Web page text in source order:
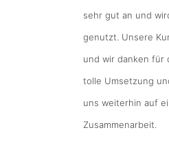
sehr gut an und
genutzt. Unsere
und wir danken für
tolle Umsetzung
uns weiterhin auf
Zusammenarbeit.